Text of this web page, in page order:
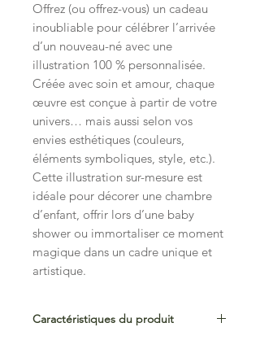
Offrez (ou offrez-vous) un cadeau
inoubliable pour célébrer l’arrivée
d’un nouveau-né avec une
illustration 100 % personnalisée.
Créée avec soin et amour, chaque
œuvre est conçue à partir de votre
univers… mais aussi selon vos
envies esthétiques (couleurs,
éléments symboliques, style, etc.).
Cette illustration sur-mesure est
idéale pour décorer une chambre
d’enfant, offrir lors d’une baby
shower ou immortaliser ce moment
magique dans un cadre unique et
artistique.
Caractéristiques du produit